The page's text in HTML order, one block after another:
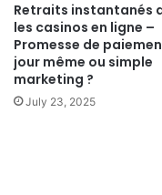
Retraits instantanés
les casinos en ligne –
Promesse de
jour même ou simple
marketing ?
July 23, 2025